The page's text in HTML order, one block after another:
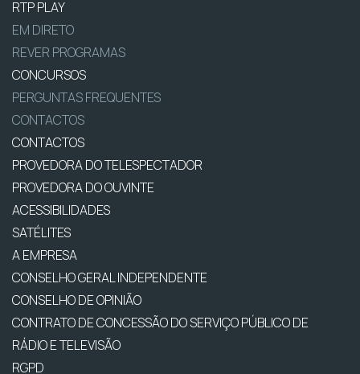
RTP PLAY
EM DIRETO
REVER PROGRAMAS
CONCURSOS
PERGUNTAS FREQUENTES
CONTACTOS
CONTACTOS
PROVEDORA DO TELESPECTADOR
PROVEDORA DO OUVINTE
ACESSIBILIDADES
SATÉLITES
A EMPRESA
CONSELHO GERAL INDEPENDENTE
CONSELHO DE OPINIÃO
CONTRATO DE CONCESSÃO DO SERVIÇO PÚBLICO DE
RÁDIO E TELEVISÃO
RGPD